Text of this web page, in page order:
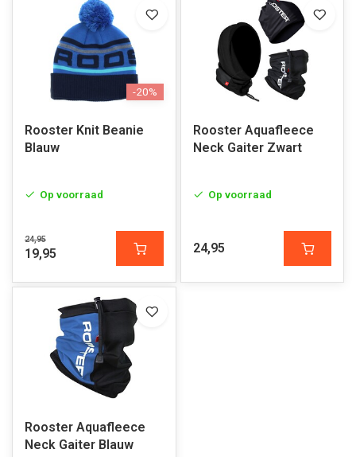
-20%
Rooster Knit Beanie
Blauw
Op voorraad
24,95
19,95
Rooster Aquafleece
Neck Gaiter Zwart
Op voorraad
24,95
Rooster Aquafleece
Neck Gaiter Blauw